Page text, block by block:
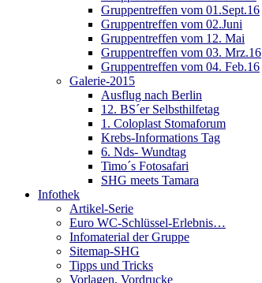
Gruppentreffen vom 01.Sept.16
Gruppentreffen vom 02.Juni
Gruppentreffen vom 12. Mai
Gruppentreffen vom 03. Mrz.16
Gruppentreffen vom 04. Feb.16
Galerie-2015
Ausflug nach Berlin
12. BS´er Selbsthilfetag
1. Coloplast Stomaforum
Krebs-Informations Tag
6. Nds- Wundtag
Timo´s Fotosafari
SHG meets Tamara
Infothek
Artikel-Serie
Euro WC-Schlüssel-Erlebnis…
Infomaterial der Gruppe
Sitemap-SHG
Tipps und Tricks
Vorlagen, Vordrucke